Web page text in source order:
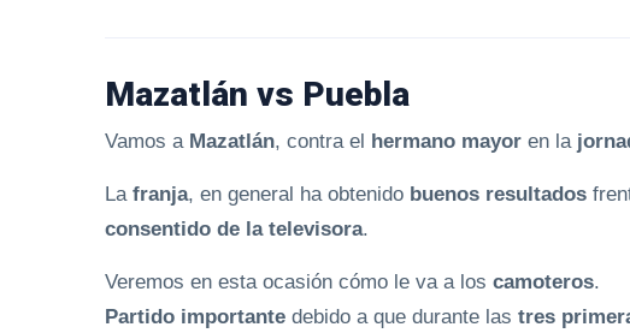
Mazatlán vs Puebla
Vamos a Mazatlán, contra el hermano mayor en la
La franja, en general ha obtenido buenos resultados
consentido de la televisora.
Veremos en esta ocasión cómo le va a los camoteros.
Partido importante debido a que durante las tres